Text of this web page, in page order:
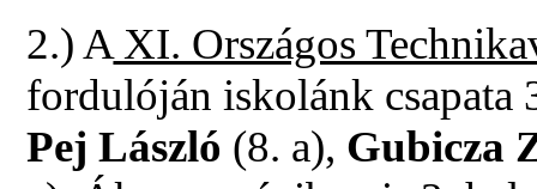
2.) AXI. Országos
fordulóján iskolánk csapata
Pej László (8. a), Gubicza